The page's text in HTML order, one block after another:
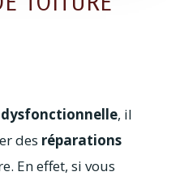
dysfonctionnelle, il
des réparations
En effet, si vous